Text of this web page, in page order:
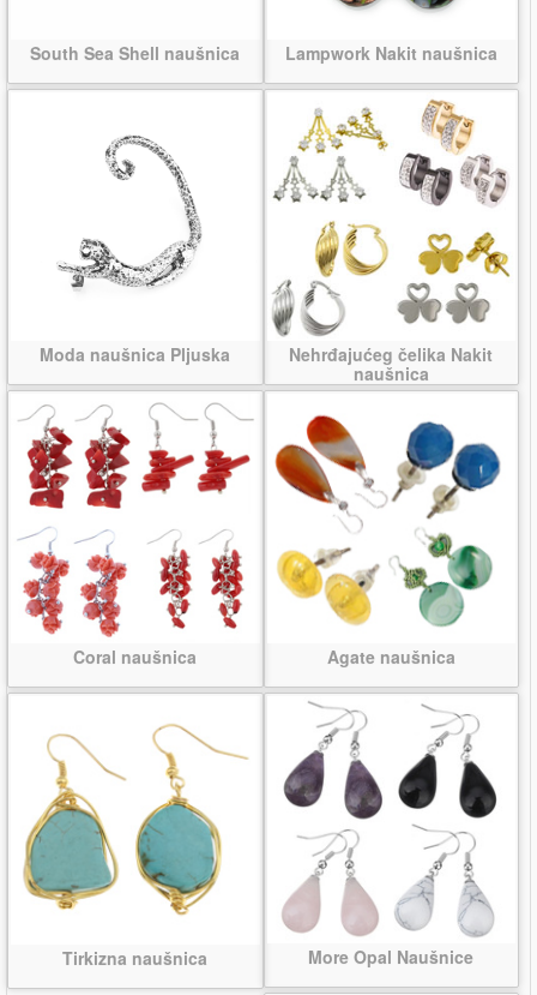
South Sea Shell naušnica Lampwork Nakit naušnica
Moda naušnica Pljuska
Nehrđajućeg čelika Nakit
naušnica
Coral naušnica Agate naušnica
Tirkizna naušnica More Opal Naušnice